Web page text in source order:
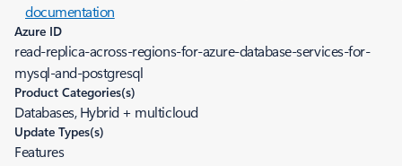
documentation
Azure ID
read-replica-across-regions-for-azure-database-services-for-
mysql-and-postgresql
Product Categories(s)
Databases, Hybrid + multicloud
Update Types(s)
Features